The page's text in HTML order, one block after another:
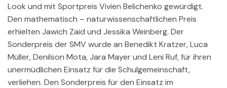
Look und mit Sportpreis Vivien Belichenko gewürdigt.
Den mathematisch – naturwissenschaftlichen Preis
erhielten Jawich Zaid und Jessika Weinberg. Der
Sonderpreis der SMV wurde an Benedikt Kratzer, Luca
Müller, Denilson Mota, Jara Mayer und Leni Ruf, für ihren
unermüdlichen Einsatz für die Schulgemeinschaft,
verliehen. Den Sonderpreis für den Einsatz im